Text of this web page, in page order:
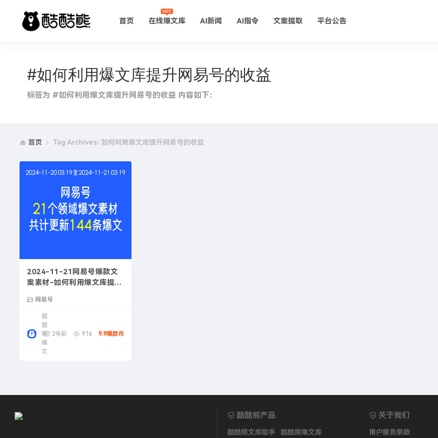
首页 在线爆文库 AI新闻 AI指令 文案提取 平台公告
#如何利用爆文库提升网易号的收益
标签为 #如何利用爆文库提升网易号的收益 内容如下：
首页 Tag Archives: 如何利用爆文库提升网易号的收益
2024-11-21网易号爆款文
案素材-如何利用爆文库提升
网易号
酷
酷
熊
爆
文
2年前 916 9.9爆款币
酷酷熊产品
酷酷熊文库助手 酷酷熊爆文库
关于我们
用户服务条款